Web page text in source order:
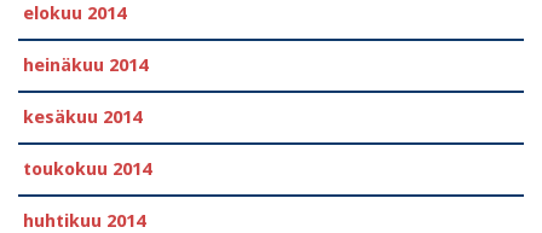
elokuu 2014
heinäkuu 2014
kesäkuu 2014
toukokuu 2014
huhtikuu 2014